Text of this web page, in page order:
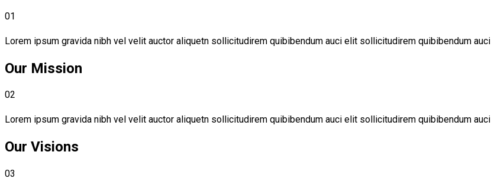
01
Lorem ipsum gravida nibh vel velit auctor aliquetn sollicitudirem quibibendum auci elit sollicitudirem quibibendum auci
Our Mission
02
Lorem ipsum gravida nibh vel velit auctor aliquetn sollicitudirem quibibendum auci elit sollicitudirem quibibendum auci
Our Visions
03